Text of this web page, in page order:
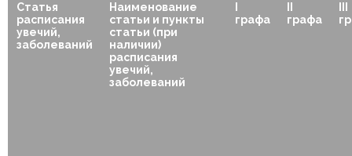
Статья
расписания
увечий,
заболеваний
Наименование
статьи и пункты
статьи (при
наличии)
расписания
увечий,
заболеваний
графа
графа